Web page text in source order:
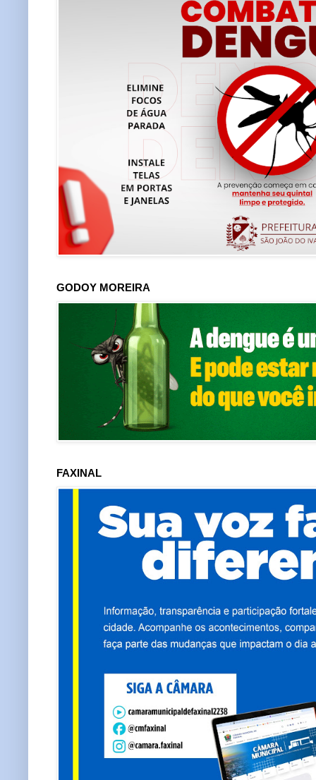
GODOY MOREIRA
FAXINAL